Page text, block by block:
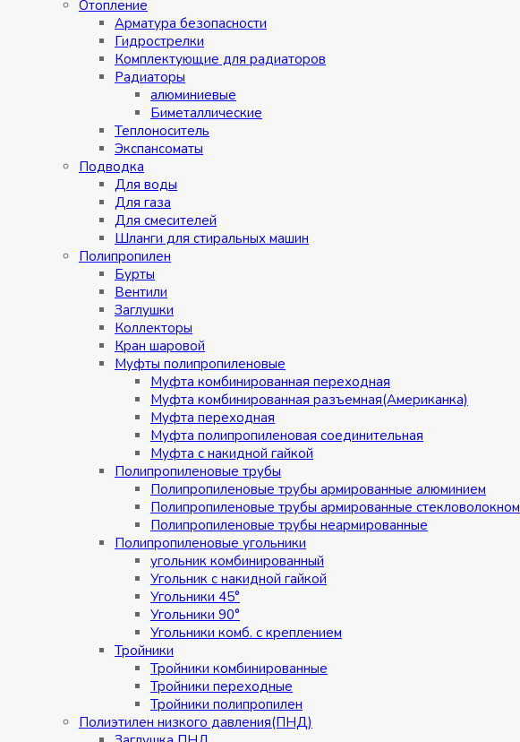
Отопление
Арматура безопасности
Гидрострелки
Комплектующие для радиаторов
Радиаторы
алюминиевые
Биметаллические
Теплоноситель
Экспансоматы
Подводка
Для воды
Для газа
Для смесителей
Шланги для стиральных машин
Полипропилен
Бурты
Вентили
Заглушки
Коллекторы
Кран шаровой
Муфты полипропиленовые
Муфта комбинированная переходная
Муфта комбинированная разъемная(Американка)
Муфта переходная
Муфта полипропиленовая соединительная
Муфта с накидной гайкой
Полипропиленовые трубы
Полипропиленовые трубы армированные алюминием
Полипропиленовые трубы армированные стекловолокном
Полипропиленовые трубы неармированные
Полипропиленовые угольники
угольник комбинированный
Угольник с накидной гайкой
Угольники 45°
Угольники 90°
Угольники комб. с креплением
Тройники
Тройники комбинированные
Тройники переходные
Тройники полипропилен
Полиэтилен низкого давления(ПНД)